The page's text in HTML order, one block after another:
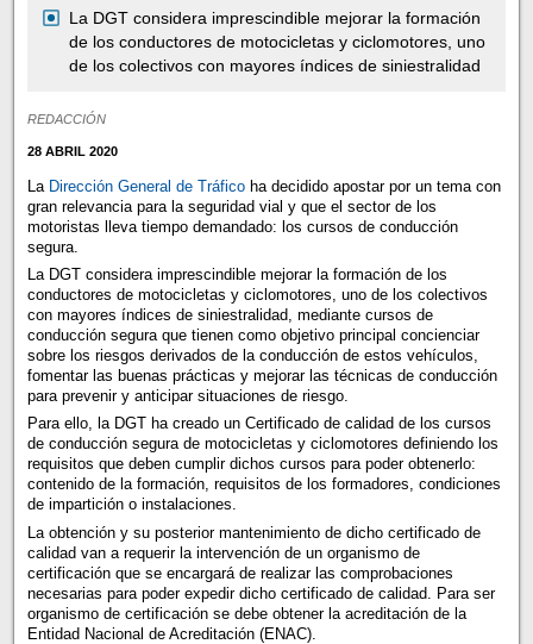
La DGT considera imprescindible mejorar la formación
de los conductores de motocicletas y ciclomotores, uno
de los colectivos con mayores índices de siniestralidad
REDACCIÓN
28 ABRIL 2020
La Dirección General de Tráficoha decidido apostar por un tema con
gran relevancia para la seguridad vial y que el sector de los
motoristas lleva tiempo demandado: los cursos de conducción
segura.
La DGT considera imprescindible mejorar la formación de los
conductores de motocicletas y ciclomotores, uno de los colectivos
con mayores índices de siniestralidad, mediante cursos de
conducción segura que tienen como objetivo principal concienciar
sobre los riesgos derivados de la conducción de estos vehículos,
fomentar las buenas prácticas y mejorar las técnicas de conducción
para prevenir y anticipar situaciones de riesgo.
Para ello, la DGT ha creado un Certificado de calidad de los cursos
de conducción segura de motocicletas y ciclomotores definiendo los
requisitos que deben cumplir dichos cursos para poder obtenerlo:
contenido de la formación, requisitos de los formadores, condiciones
de impartición o instalaciones.
La obtención y su posterior mantenimiento de dicho certificado de
calidad van a requerir la intervención de un organismo de
certificación que se encargará de realizar las comprobaciones
necesarias para poder expedir dicho certificado de calidad. Para ser
organismo de certificación se debe obtener la acreditación de la
Entidad Nacional de Acreditación (ENAC).